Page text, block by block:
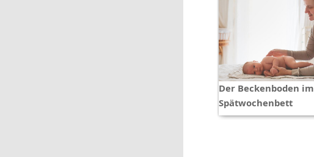
Der Beckenboden im
Spätwochenbett